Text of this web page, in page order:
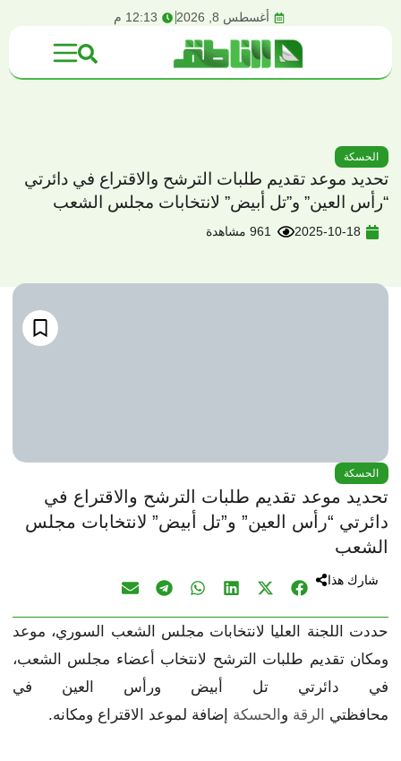
أغسطس 8, 2026 12:13 م
الحسكة
تحديد موعد تقديم طلبات الترشح والاقتراع في دائرتي
“رأس العين” و”تل أبيض” لانتخابات مجلس الشعب
2025-10-18 961 مشاهدة
الحسكة
تحديد موعد تقديم طلبات الترشح والاقتراع في
دائرتي “رأس العين” و”تل أبيض” لانتخابات مجلس
الشعب
شارك هذا
حددت اللجنة العليا لانتخابات مجلس الشعب السوري، موعد
ومكان تقديم طلبات الترشح لانتخاب أعضاء مجلس الشعب،
في دائرتي تل أبيض ورأس العين في
محافظتي
الرقة و الحسكة إضافة لموعد الاقتراع ومكانه.